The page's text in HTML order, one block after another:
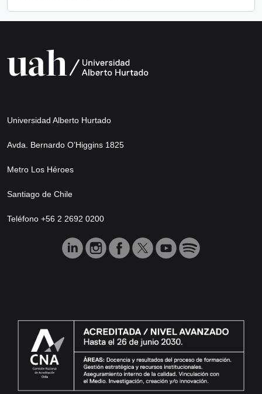
Universidad Alberto Hurtado
Avda. Bernardo O’Higgins 1825
Metro Los Héroes
Santiago de Chile
Teléfono +56 2 2692 0200